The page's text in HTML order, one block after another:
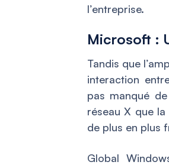
l’entreprise.
Microsoft :
Tandis que
interaction
pas manqué
réseau X que
de plus en plus
Global